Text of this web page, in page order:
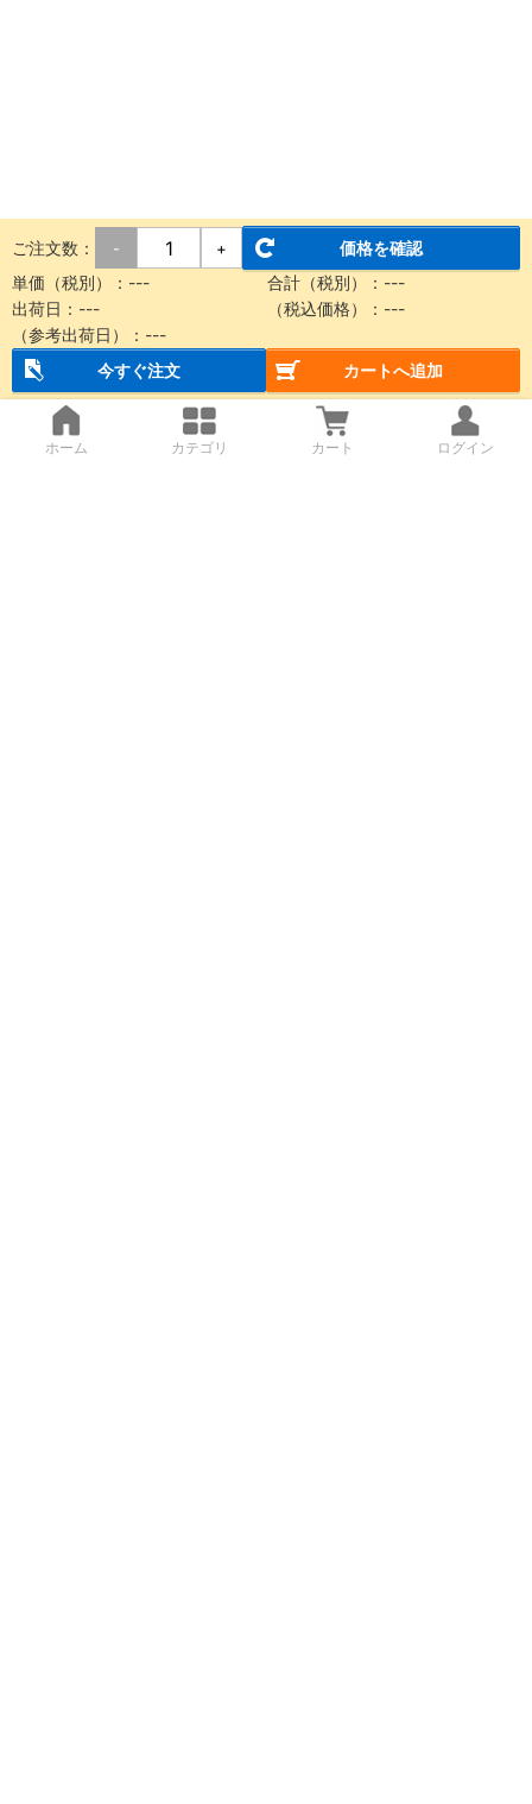
ご注文数： - +
価格を確認
単価（税別）： --- 合計（税別）： ---
出荷日： --- （税込価格）： ---
（参考出荷日）： ---
今すぐ注文
カートへ追加
ホーム カテゴリ カート ログイン